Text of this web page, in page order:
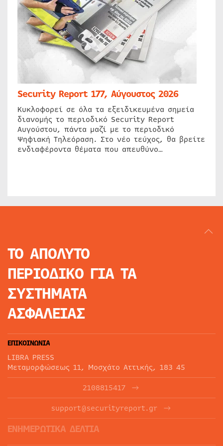
Security Report 177, Αύγουστος 2026
Κυκλοφορεί σε όλα τα εξειδικευμένα σημεία
διανομής το περιοδικό Security Report
Αυγούστου, πάντα μαζί με το περιοδικό
Ψηφιακή Τηλεόραση. Στο νέο τεύχος, θα βρείτε
ενδιαφέροντα θέματα που απευθύνο…
ΤΟ ΑΠΟΛΥΤΟ
ΠΕΡΙΟΔΙΚΟ ΓΙΑ ΤΑ
ΣΥΣΤΗΜΑΤΑ
ΑΣΦΑΛΕΙΑΣ
ΕΠΙΚΟΙΝΩΝΙΑ
LIBRA PRESS
Μεταμορφώσεως 11, Μοσχάτο Αττικής, 183 45
2108815417
support@securityreport.gr
ΕΝΗΜΕΡΩΤΙΚΑ ΔΕΛΤΙΑ